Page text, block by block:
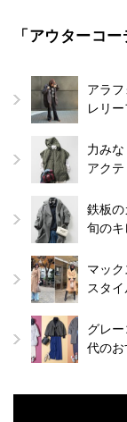
「アウターコ
アラフ
レリ
力み
アク
鉄板
旬のキ
マッ
スタイ
グレ
代の